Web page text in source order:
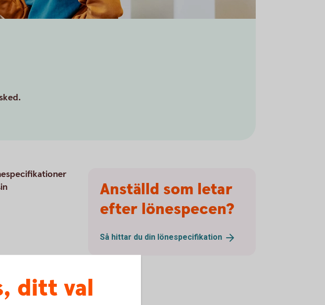
Anställd som letar
efter lönespecen?
Så hittar du din lönespecifikation
ditt val